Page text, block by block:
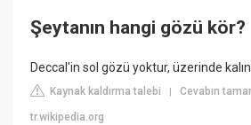
Şeytanın hangi gözü kör?
Deccal'in sol gözü yoktur, üzerinde
Kaynak kaldırma talebi |Cevabın
tr.wikipedia.org